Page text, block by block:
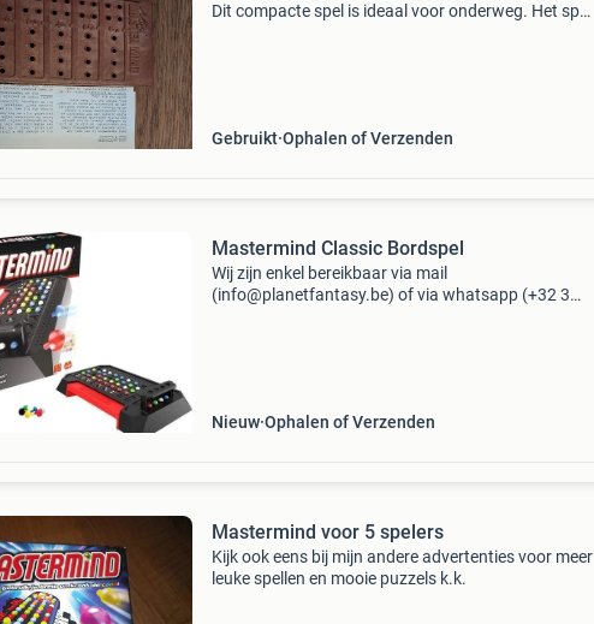
Dit compacte spel is ideaal voor onderweg. Het spel
Gebruikt Ophalen of Verzenden
Mastermind Classic Bordspel
Wij zijn enkel bereikbaar via mail
(info@planetfantasy.be) of via whatsapp (+32 3
Nieuw Ophalen of Verzenden
Mastermind voor 5 spelers
Kijk ook eens bij mijn andere advertenties voor meer
leuke spellen en mooie puzzels k.k.